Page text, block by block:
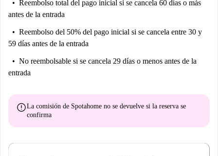
Reembolso total del pago inicial si se cancela 60 días o más
antes de la entrada
Reembolso del 50% del pago inicial si se cancela entre 30 y
59 días antes de la entrada
No reembolsable si se cancela 29 días o menos antes de la
entrada
errorLa comisión de Spotahome no se devuelve si la reserva se
confirma